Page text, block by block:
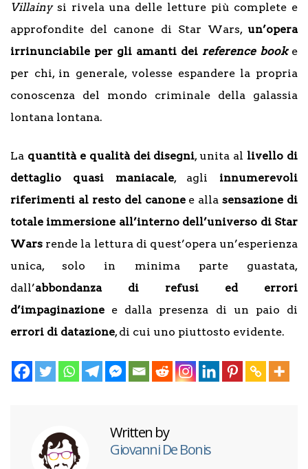
Villainy si rivela una delle letture più complete e
approfondite del canone di Star Wars, un’opera
irrinunciabile per gli amanti dei reference booke
per chi, in generale, volesse espandere la propria
conoscenza del mondo criminale della galassia
lontana lontana.
La quantità e qualità dei disegni, unita al livello di
dettaglio quasi maniacale, agli innumerevoli
riferimenti al resto del canone e allasensazione di
totale immersione all’interno dell’universo di Star
Wars rende la lettura di quest’opera un’esperienza
unica, solo in minima parte guastata,
dall’abbondanza di refusi ed errori
d’impaginazione e dalla presenza di un paio di
errori di datazione, di cui uno piuttosto evidente.
Written by
Giovanni De Bonis